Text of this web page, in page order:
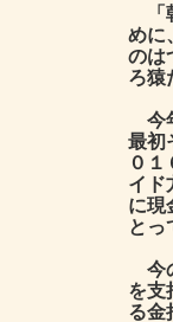
「
めに
のは
ろ猿
今
最初
０
イド
に現
とっ
今
を支
る金